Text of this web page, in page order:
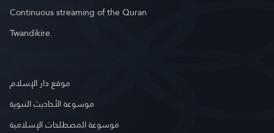
Continuous streaming of the Quran
Twandikire.
موقع دار الإسلام
موسوعة الأحاديث النبوية
موسوعة المصطلحات الإسلامية